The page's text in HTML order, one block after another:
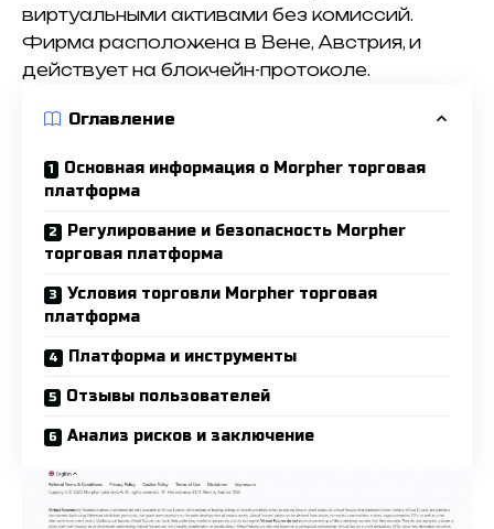
виртуальными активами без комиссий.
Фирма расположена в Вене, Австрия, и
действует на блокчейн-протоколе.
Оглавление
Основная информация о Morpher торговая
платформа
Регулирование и безопасность Morpher
торговая платформа
Условия торговли Morpher торговая
платформа
Платформа и инструменты
Отзывы пользователей
Анализ рисков и заключение